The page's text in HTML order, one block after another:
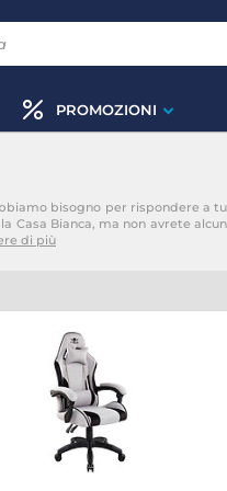
PROMOZIONI
bisogno per rispondere a
Bianca, ma non avrete
di più